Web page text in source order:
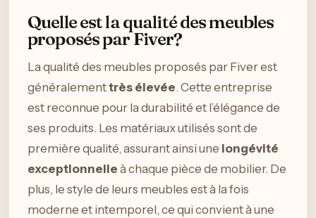
Quelle est la qualité des meubles
proposés par Fiver?
La qualité des meubles proposés par Fiver est
généralementtrès élevée. Cette entreprise
est reconnue pour la durabilité et l’élégance de
ses produits. Les matériaux utilisés sont de
première qualité, assurant ainsi une longévité
exceptionnelle à chaque pièce de mobilier. De
plus, le style de leurs meubles est à la fois
moderne et intemporel, ce qui convient à une